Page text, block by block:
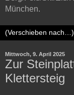
München.
Mittwoch, 9. April 2025
Zur
Klettersteig